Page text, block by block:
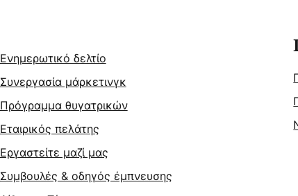
Ενημερωτικό δελτίο
Συνεργασία μάρκετινγκ
Πρόγραμμα θυγατρικών
Εταιρικός πελάτης
Εργαστείτε μαζί μας
Συμβουλές & οδηγός έμπνευσης